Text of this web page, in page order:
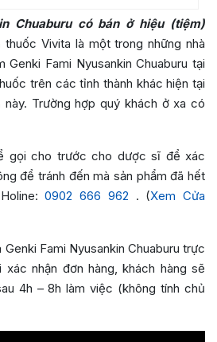
Chuaburu có bán ở hiệu (tiệm)
Vivita là một trong những nhà
Fami Nyusankin Chuaburu tại
trên các tỉnh thành khác hiện tại
Trường hợp quý khách ở xa có
gọi cho trước cho dược sĩ để xác
để tránh đến mà sản phẩm đã hết
0902 666 962 . (Xem Cửa
Fami Nyusankin Chuaburu trực
nhận đơn hàng, khách hàng sẽ
4h – 8h làm việc (không tính chủ